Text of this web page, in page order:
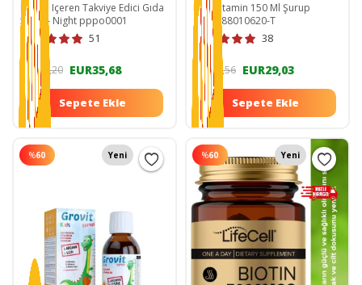
Melisa Içeren Takviye Edici Gıda
50 Ml - Night pppo0001
51
EUR89,20 EUR35,68
Sepete Ekle
Multivitamin 150 Ml Şurup
8690088010620-T
38
EUR72,56 EUR29,03
Sepete Ekle
%60 Yeni %60 Yeni